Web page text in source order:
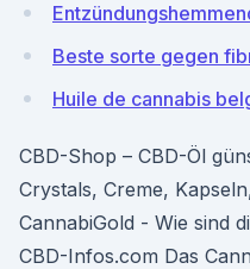
Beste sorte gegen
Huile de cannabis
CBD-Shop – CBD-Öl
Crystals, Creme,
CannabiGold - Wie sind
CBD-Infos.com Das